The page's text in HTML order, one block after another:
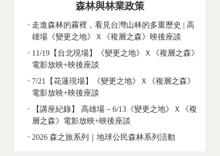
森林與林業政策
走進森林的霧裡，看見台灣山林的多重歷史 | 高
雄場《變更之地》Ｘ《複層之森》映後座談
11/19【台北現場】《變更之地》Ｘ《複層之森》
電影放映+映後座談
7/21【花蓮現場】《變更之地》Ｘ《複層之森》
電影放映+映後座談
【講座紀錄】 高雄場－6/13《變更之地》Ｘ《複
層之森》電影放映+映後座談
2026 森之旅系列｜地球公民森林系列活動